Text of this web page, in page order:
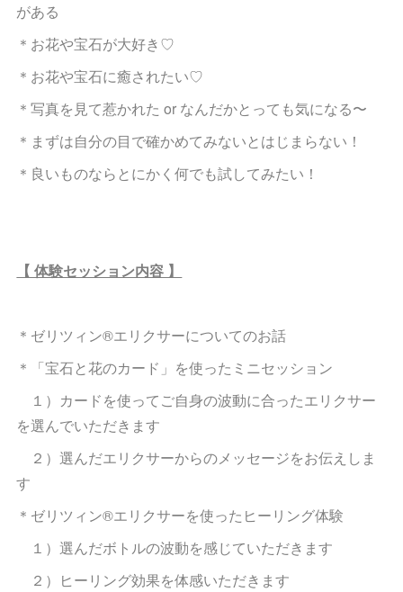
がある
＊お花や宝石が大好き♡
＊お花や宝石に癒されたい♡
＊写真を見て惹かれた or なんだかとっても気になる〜
＊まずは自分の目で確かめてみないとはじまらない！
＊良いものならとにかく何でも試してみたい！
【 体験セッション内容 】
＊ゼリツィン®︎エリクサーについてのお話
＊「宝石と花のカード」を使ったミニセッション
１）カードを使ってご自身の波動に合ったエリクサー
を選んでいただきます
２）選んだエリクサーからのメッセージをお伝えしま
す
＊ゼリツィン®︎エリクサーを使ったヒーリング体験
１）選んだボトルの波動を感じていただきます
２）ヒーリング効果を体感いただきます